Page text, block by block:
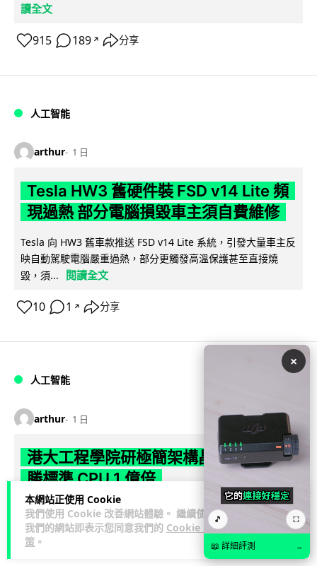
本網站正使用 Cookie
我們使用 Cookie 改善網站體驗。 繼續使用
我們的網站即表示您同意我們的 Cookie 政
策 。
讀全文
915 189 ↗ 分享
人工智能
arthur 1 日
Tesla HW3 舊硬件裝 FSD v14 Lite 頻
現過熱 部分電腦損毀車主須自費維修
Tesla 向 HW3 舊車款推送 FSD v14 Lite 系統，引發大量車主反
映自動駕駛電腦嚴重過熱，部分更觸發高溫保護甚至直接燒
毀，須...
閱讀全文
10 1 ↗ 分享
人工智能
arthur 1 日
港大工程學院研極簡架構晶片 搜尋速度
勝標準 CPU 1 億倍
港大團隊研發極簡架構模擬內容尋址記憶體（CAM）晶片，用
二硫化鉬及半金屬銻克服傳輸瓶頸，漢明距離計算速度比標準
CPU快1億倍，每次搜尋耗能低...
閱讀全文
×
🎵 ⛶
📖 詳細評測 →